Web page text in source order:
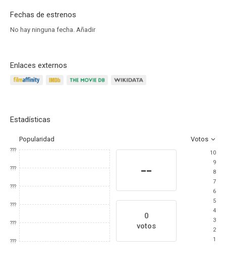
Fechas de estrenos
No hay ninguna fecha. Añadir
Enlaces externos
Estadísticas
Popularidad Votos
???
???
???
???
???
???
--
0
votos
10
9
8
7
6
5
4
3
2
1